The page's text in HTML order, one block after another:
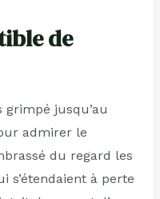
de
grimpé jusqu’au
admirer le
du regard les
s’étendaient à perte